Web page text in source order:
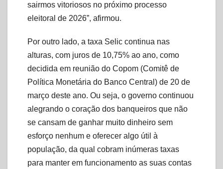
sairmos vitoriosos no próximo processo
eleitoral de 2026”, afirmou.
Por outro lado, a taxa Selic continua nas
alturas, com juros de 10,75% ao ano, como
decidida em reunião do Copom (Comitê de
Política Monetária do Banco Central) de 20 de
março deste ano. Ou seja, o governo continuou
alegrando o coração dos banqueiros que não
se cansam de ganhar muito dinheiro sem
esforço nenhum e oferecer algo útil à
população, da qual cobram inúmeras taxas
para manter em funcionamento as suas contas